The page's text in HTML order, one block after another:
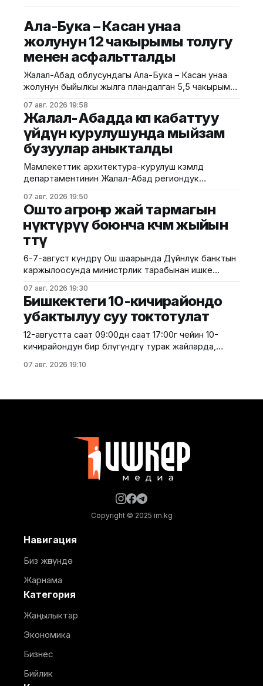
Ала-Бука – Касан унаа
жолунун 12 чакырымы толугу
менен асфальтталды
Жалал-Абад облусундагы Ала-Бука – Касан унаа
жолунун быйылкы жылга пландалган 5,5 чакырым
аяктады. Транспорт жана коммуникациялар
министрлигинин маалыматына ылайык, жол куруу
иштери №17 Жол эксплуатациялоо мекемеси
тарабынан белгиленген графикке ылайык,
курулуштун сапат талаптарын сактоо менен
жүргүзүлдү. Аталган жолдун жалпы 12 чакырымына
07 авг. 2026 19:58
Жалал-Абадда көп кабаттуу
үйдүн курулушунда мыйзам
бузуулар аныкталды
Мамлекеттик архитектура-курулуш көзөмөлдөө
департаментинин Жалал-Абад региондук
текшерүү жүргүздү. Бул тууралуу Курулуш
министрлигинин басма сөз кызматы билдирди.
Маалыматка ылайык, текшерүү Байзаков көчөсү, 46
дарегинде курулуп жаткан объектте өткөрүлүп,
техникалык талаптардын бузулганы аныкталды.
Белгиленгендей, курулуш иштери бекитилген
долбоордук документациядан четтөө менен
жүргүзүлгөн. Ошондой эле
07 авг. 2026 19:50
Ошто агроөнөр жай тармагын
өнүктүрүү боюнча көчмө жыйын
өттү
6-7-август күндөрү Ош шаарында Дүйнөлүк банктын
каржылоосунда министрлик тарабынан ишке
шаарынын аймактык экономикалык өнүгүүсү"
долбоорунун алкагында Өндүрүмдүү өнөктөштүк
комитетинин көчмө жыйыны өттү. Бул тууралуу Айыл
министрдин орун басары Мирбек Дүйшеев жана
Комитеттин мүчөлөрү катышты. Көчмө жыйындын
07 авг. 2026 19:30
Бишкектеги 10-кичирайондо
убактылуу суу токтотулат
12-августта саат 09:00дөн саат 17:00гө чейин 10-
кичирайондун бир бөлүгүндөгү турак жайларда,
мекемелеринде, саламаттыкты сактоо
кичирайондогу откананын суу
07 авг. 2026 19:10
Copyright © 2025 im.kg
Навигация
Биз жөнүндө
Жарнама
Категория
Жаңылыктар
Экономика
Бизнес
Бийлик